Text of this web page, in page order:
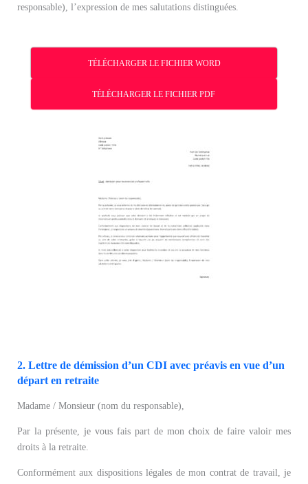
responsable), l’expression de mes salutations distinguées.
TÉLÉCHARGER LE FICHIER WORD
TÉLÉCHARGER LE FICHIER PDF
2. Lettre de démission d’un CDI avec préavis en vue d’un
départ en retraite
Madame / Monsieur (nom du responsable),
Par la présente, je vous fais part de mon choix de faire valoir mes
droits à la retraite.
Conformément aux dispositions légales de mon contrat de travail, je